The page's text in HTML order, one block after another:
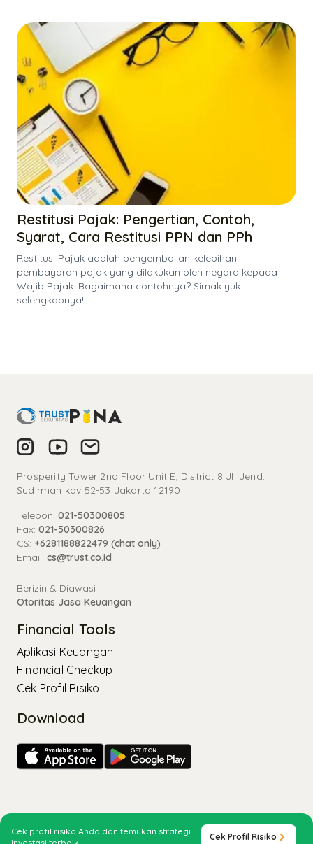
Restitusi Pajak: Pengertian, Contoh,
Syarat, Cara Restitusi PPN dan PPh
Restitusi Pajak adalah pengembalian kelebihan
pembayaran pajak yang dilakukan oleh negara kepada
Wajib Pajak. Bagaimana contohnya? Simak yuk
selengkapnya!
Prosperity Tower 2nd Floor Unit E, District 8 Jl. Jend.
Sudirman kav 52-53 Jakarta 12190
Telepon: 021-50300805
Fax: 021-50300826
CS: +6281188822479 (chat only)
Email: cs@trust.co.id
Berizin & Diawasi
Otoritas Jasa Keuangan
Financial Tools
Aplikasi Keuangan
Financial Checkup
Cek Profil Risiko
Download
Copyright ©2026PT Trust Sekuritas | Kebijakan Privasi
Cek profil risiko Anda dan temukan strategi
Cek Profil Risiko